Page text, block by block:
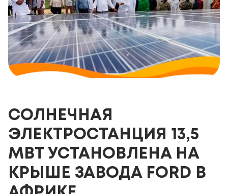
СОЛНЕЧНАЯ
ЭЛЕКТРОСТАНЦИЯ 13,5
МВТ УСТАНОВЛЕНА НА
КРЫШЕ ЗАВОДА FORD В